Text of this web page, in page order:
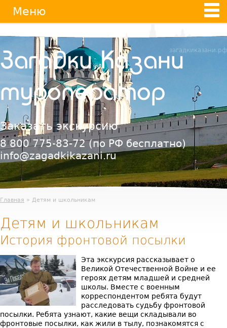
Jump
navigation
Меню
загадкиказани.рф
Загадки Казани
туроператор
Заказать экскурсию
8 800 775-83-72(по РФ бесплатно)
info@zagadkikazani.ru
Главная » Детям и школьникам
Детям и школьникам
История фронтовой посылки
Эта экскурсия рассказывает о
Великой Отечественной Войне и ее
героях детям младшей и средней
школы. Вместе с военным
корреспондентом ребята будут
расследовать судьбу фронтовой
посылки. Ребята узнают, какие вещи складывали во
фронтовые посылки, как жили в тылу, познакомятся с